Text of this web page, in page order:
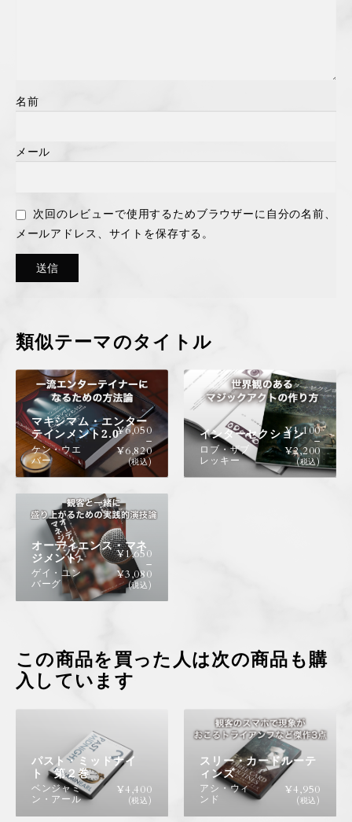
名前
メール
次回のレビューで使用するためブラウザーに自分の名前、
メールアドレス、サイトを保存する。
類似テーマのタイトル
マキシマム・エンター
テインメント2.0
ケン・ウエ
バー
¥6,050
–
¥6,820
(税込)
インターセクション
ロブ・ザブ
レッキー
¥1,100
–
¥2,200
(税込)
オーディエンス・マネ
ジメント
ゲイ・ユン
バーグ
¥1,650
–
¥3,080
(税込)
この商品を買った人は次の商品も購
入しています
パスト・ミッドナイ
ト 第２巻
ベンジャミ
ン・アール
¥4,400
(税込)
スリー・カードルーテ
ィンズ
アシ・ウィ
ンド
¥4,950
(税込)